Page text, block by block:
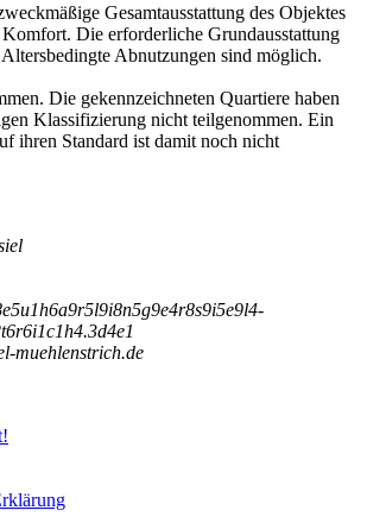
Gesamtausstattung des Objektes
Die erforderliche Grundausstattung
Abnutzungen sind möglich.
Die gekennzeichneten Quartiere haben
Klassifizierung nicht teilgenommen. Ein
ihren Standard ist damit noch nicht
e5u1h6a9r5l9i8n5g9e4r8s9i5e9l4-
t6r6i1c1h4.3d4e1
muehlenstrich.de